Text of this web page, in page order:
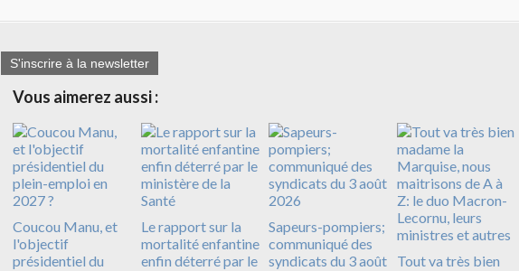
S'inscrire à la newsletter
Vous aimerez aussi :
Coucou Manu, et
l'objectif
présidentiel du
Le rapport sur la
mortalité enfantine
enfin déterré par le
Sapeurs-pompiers;
communiqué des
syndicats du 3 août
Tout va très bien